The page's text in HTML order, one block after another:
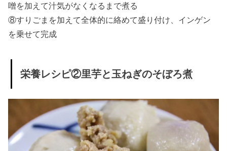
噌を加えて汁気がなくなるまで煮る
⑧すりごまを加えて全体的に絡めて盛り付け、インゲン
を乗せて完成
栄養レシピ②里芋と玉ねぎのそぼろ煮